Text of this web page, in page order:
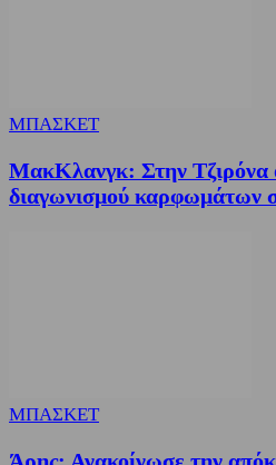
ΜΠΑΣΚΕΤ
ΜακΚλανγκ: Στην Τζιρόνα
διαγωνισμού καρφωμάτων
ΜΠΑΣΚΕΤ